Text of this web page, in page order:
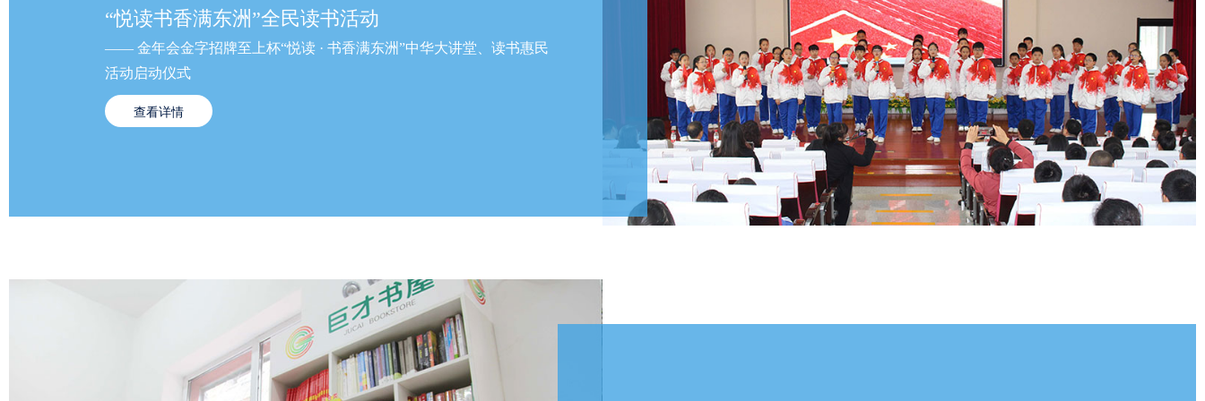
“悦读书香满东洲”全民读书活动
—— 金年会金字招牌至上杯“悦读 · 书香满东洲”中华大讲堂、读书惠民
活动启动仪式
查看详情